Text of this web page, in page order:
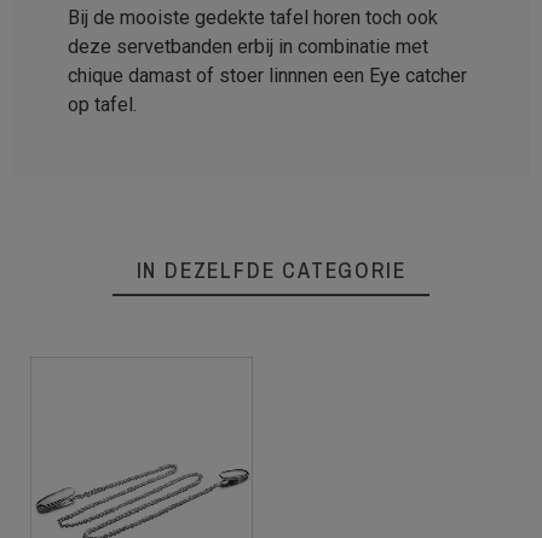
Bij de mooiste gedekte tafel horen toch ook
deze servetbanden erbij in combinatie met
chique damast of stoer linnnen een Eye catcher
op tafel.
IN DEZELFDE CATEGORIE